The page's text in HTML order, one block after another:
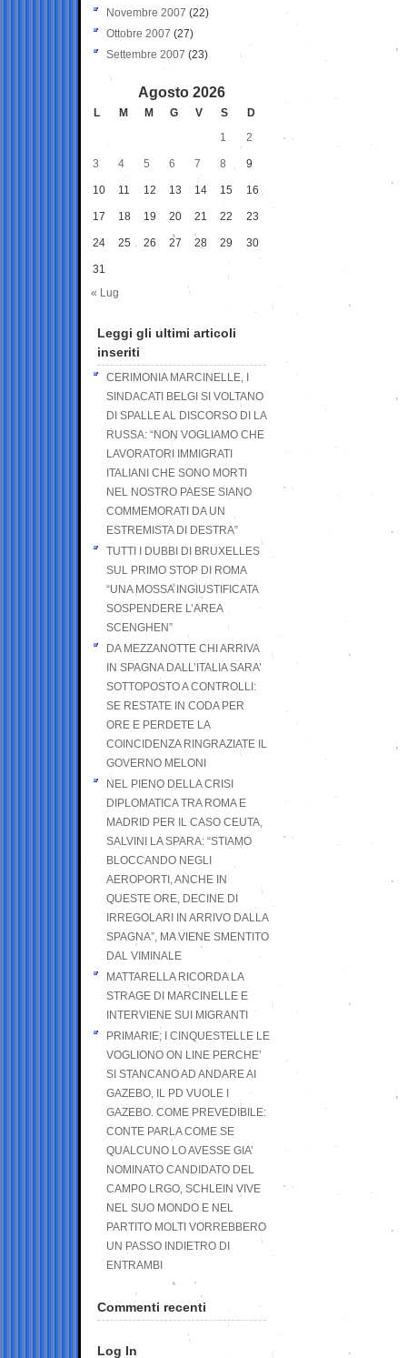
Novembre 2007 (22)
Ottobre 2007 (27)
Settembre 2007 (23)
Agosto 2026
L M M G V S
D
1
2
3 4 5 6 7 8 9
10 11 12 13 14 15 16
17 18 19 20 21 22 23
24 25 26 27 28 29 30
31
« Lug
Leggi gli ultimi articoli
inseriti
CERIMONIA MARCINELLE, I
SINDACATI BELGI SI VOLTANO
DI SPALLE AL DISCORSO DI LA
RUSSA: “NON VOGLIAMO CHE
LAVORATORI IMMIGRATI
ITALIANI CHE SONO MORTI
NEL NOSTRO PAESE SIANO
COMMEMORATI DA UN
ESTREMISTA DI DESTRA”
TUTTI I DUBBI DI BRUXELLES
SUL PRIMO STOP DI ROMA
“UNA MOSSA INGIUSTIFICATA
SOSPENDERE L’AREA
SCENGHEN”
DA MEZZANOTTE CHI ARRIVA
IN SPAGNA DALL’ITALIA SARA’
SOTTOPOSTO A CONTROLLI:
SE RESTATE IN CODA PER
ORE E PERDETE LA
COINCIDENZA RINGRAZIATE IL
GOVERNO MELONI
NEL PIENO DELLA CRISI
DIPLOMATICA TRA ROMA E
MADRID PER IL CASO CEUTA,
SALVINI LA SPARA: “STIAMO
BLOCCANDO NEGLI
AEROPORTI, ANCHE IN
QUESTE ORE, DECINE DI
IRREGOLARI IN ARRIVO DALLA
SPAGNA”, MA VIENE SMENTITO
DAL VIMINALE
MATTARELLA RICORDA LA
STRAGE DI MARCINELLE E
INTERVIENE SUI MIGRANTI
PRIMARIE; I CINQUESTELLE LE
VOGLIONO ON LINE PERCHE’
SI STANCANO AD ANDARE AI
GAZEBO, IL PD VUOLE I
GAZEBO. COME PREVEDIBILE:
CONTE PARLA COME SE
QUALCUNO LO AVESSE GIA’
NOMINATO CANDIDATO DEL
CAMPO LRGO, SCHLEIN VIVE
NEL SUO MONDO E NEL
PARTITO MOLTI VORREBBERO
UN PASSO INDIETRO DI
ENTRAMBI
Commenti recenti
Log In